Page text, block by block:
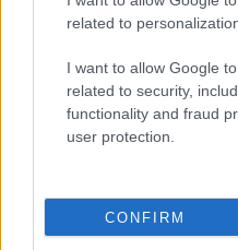
related to
I want to allow Google
related to security,
functionality and fraud
user protection.
CONFIRM
CALCIO